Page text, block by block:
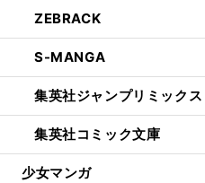
ZEBRACK
S-MANGA
集英社ジャンプリミックス
集英社コミック文庫
少女マンガ